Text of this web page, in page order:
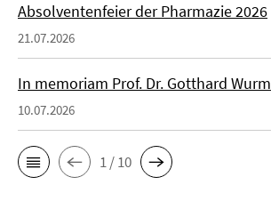
Absolventenfeier der Pharmazie 2026
21.07.2026
In memoriam Prof. Dr. Gotthard Wurm
10.07.2026
1 / 10